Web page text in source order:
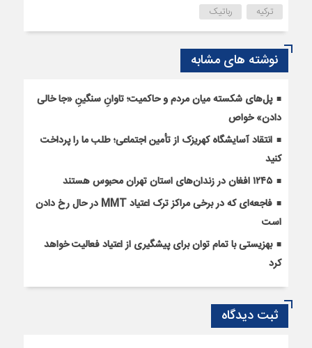
ترکیه رباتیک
نوشته های مشابه
پل‌های شکسته میان مردم و حاکمیت؛ تاوانِ سنگینِ «جا خالی
دادن» خواص
انتقاد آسایشگاه کهریزک از تأمین اجتماعی؛ طلب ما را پرداخت
کنید
۱۲۴۵ افغان در زندان‌های استان تهران محبوس هستند
فاجعه‌ای که در برخی مراکز ترک اعتیاد MMT در حال رخ دادن
است
بهزیستی با تمام توان برای پیشگیری از اعتیاد فعالیت خواهد
کرد
ثبت دیدگاه